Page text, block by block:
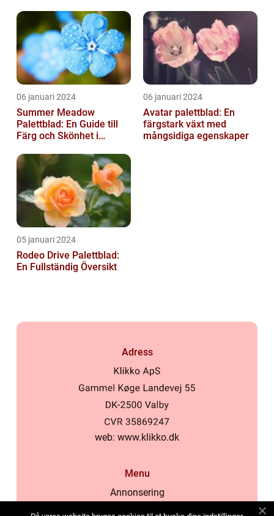
06 januari 2024
Summer Meadow
Palettblad: En Guide till
Färg och Skönhet i
06 januari 2024
Avatar palettblad: En
färgstark växt med
mångsidiga egenskaper
05 januari 2024
Rodeo Drive Palettblad:
En Fullständig Översikt
Adress
web: www.klikko.dk
Menu
Annonsering